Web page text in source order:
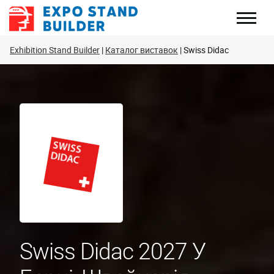
Перейти
Exhibition Stand Builder Каталог виставок Swiss Didac
Swiss Didac 2027 У